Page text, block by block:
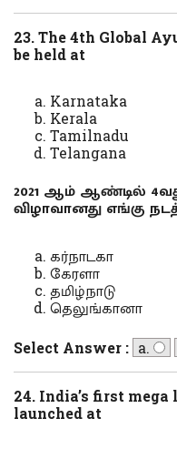
23. The 4th Global
be held at
Karnataka
Kerala
Tamilnadu
Telangana
2021 ஆம் ஆண்டில்
விழாவானது எங்கு
கர்நாடகா
கேரளா
தமிழ்நாடு
தெலுங்கானா
Select Answer : a.
24. India’s first
launched at